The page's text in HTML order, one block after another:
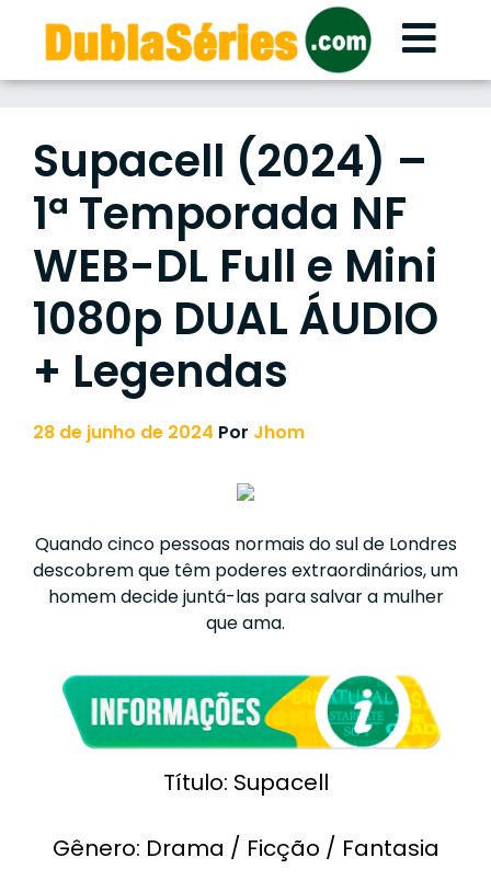
content
Supacell (2024) –
1ª Temporada NF
WEB-DL Full e Mini
1080p DUAL ÁUDIO
+ Legendas
28 de junho de 2024 Por Jhom
Quando cinco pessoas normais do sul de Londres
descobrem que têm poderes extraordinários, um
homem decide juntá-las para salvar a mulher
que ama.
Título: Supacell
Gênero: Drama / Ficção / Fantasia